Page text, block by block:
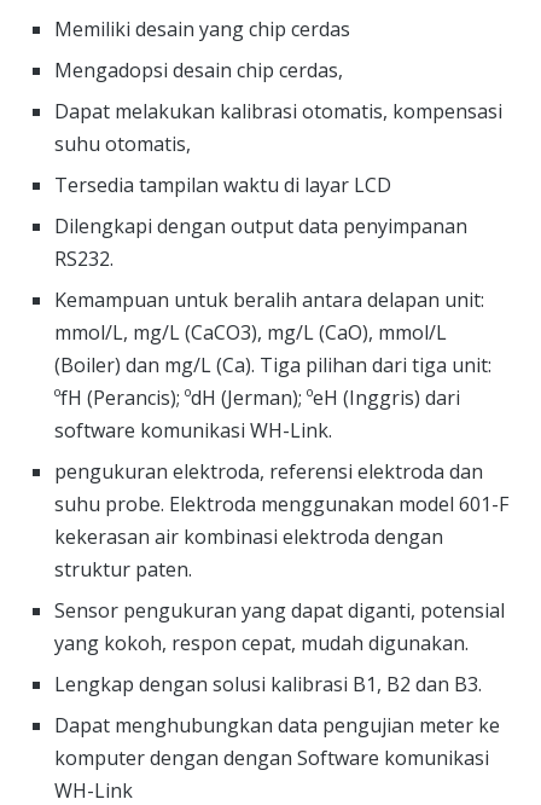
Memiliki desain yang chip cerdas
Mengadopsi desain chip cerdas,
Dapat melakukan kalibrasi otomatis, kompensasi
suhu otomatis,
Tersedia tampilan waktu di layar LCD
Dilengkapi dengan output data penyimpanan
RS232.
Kemampuan untuk beralih antara delapan unit:
mmol/L, mg/L (CaCO3), mg/L (CaO), mmol/L
(Boiler) dan mg/L (Ca). Tiga pilihan dari tiga unit:
ºfH (Perancis); ºdH (Jerman); ºeH (Inggris) dari
software komunikasi WH-Link.
pengukuran elektroda, referensi elektroda dan
suhu probe. Elektroda menggunakan model 601-F
kekerasan air kombinasi elektroda dengan
struktur paten.
Sensor pengukuran yang dapat diganti, potensial
yang kokoh, respon cepat, mudah digunakan.
Lengkap dengan solusi kalibrasi B1, B2 dan B3.
Dapat menghubungkan data pengujian meter ke
komputer dengan dengan Software komunikasi
WH-Link